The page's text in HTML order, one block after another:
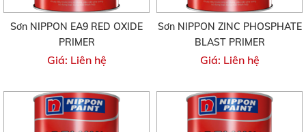
Sơn NIPPON EA9 RED OXIDE
PRIMER
Giá: Liên hệ
Sơn NIPPON ZINC PHOSPHATE
BLAST PRIMER
Giá: Liên hệ